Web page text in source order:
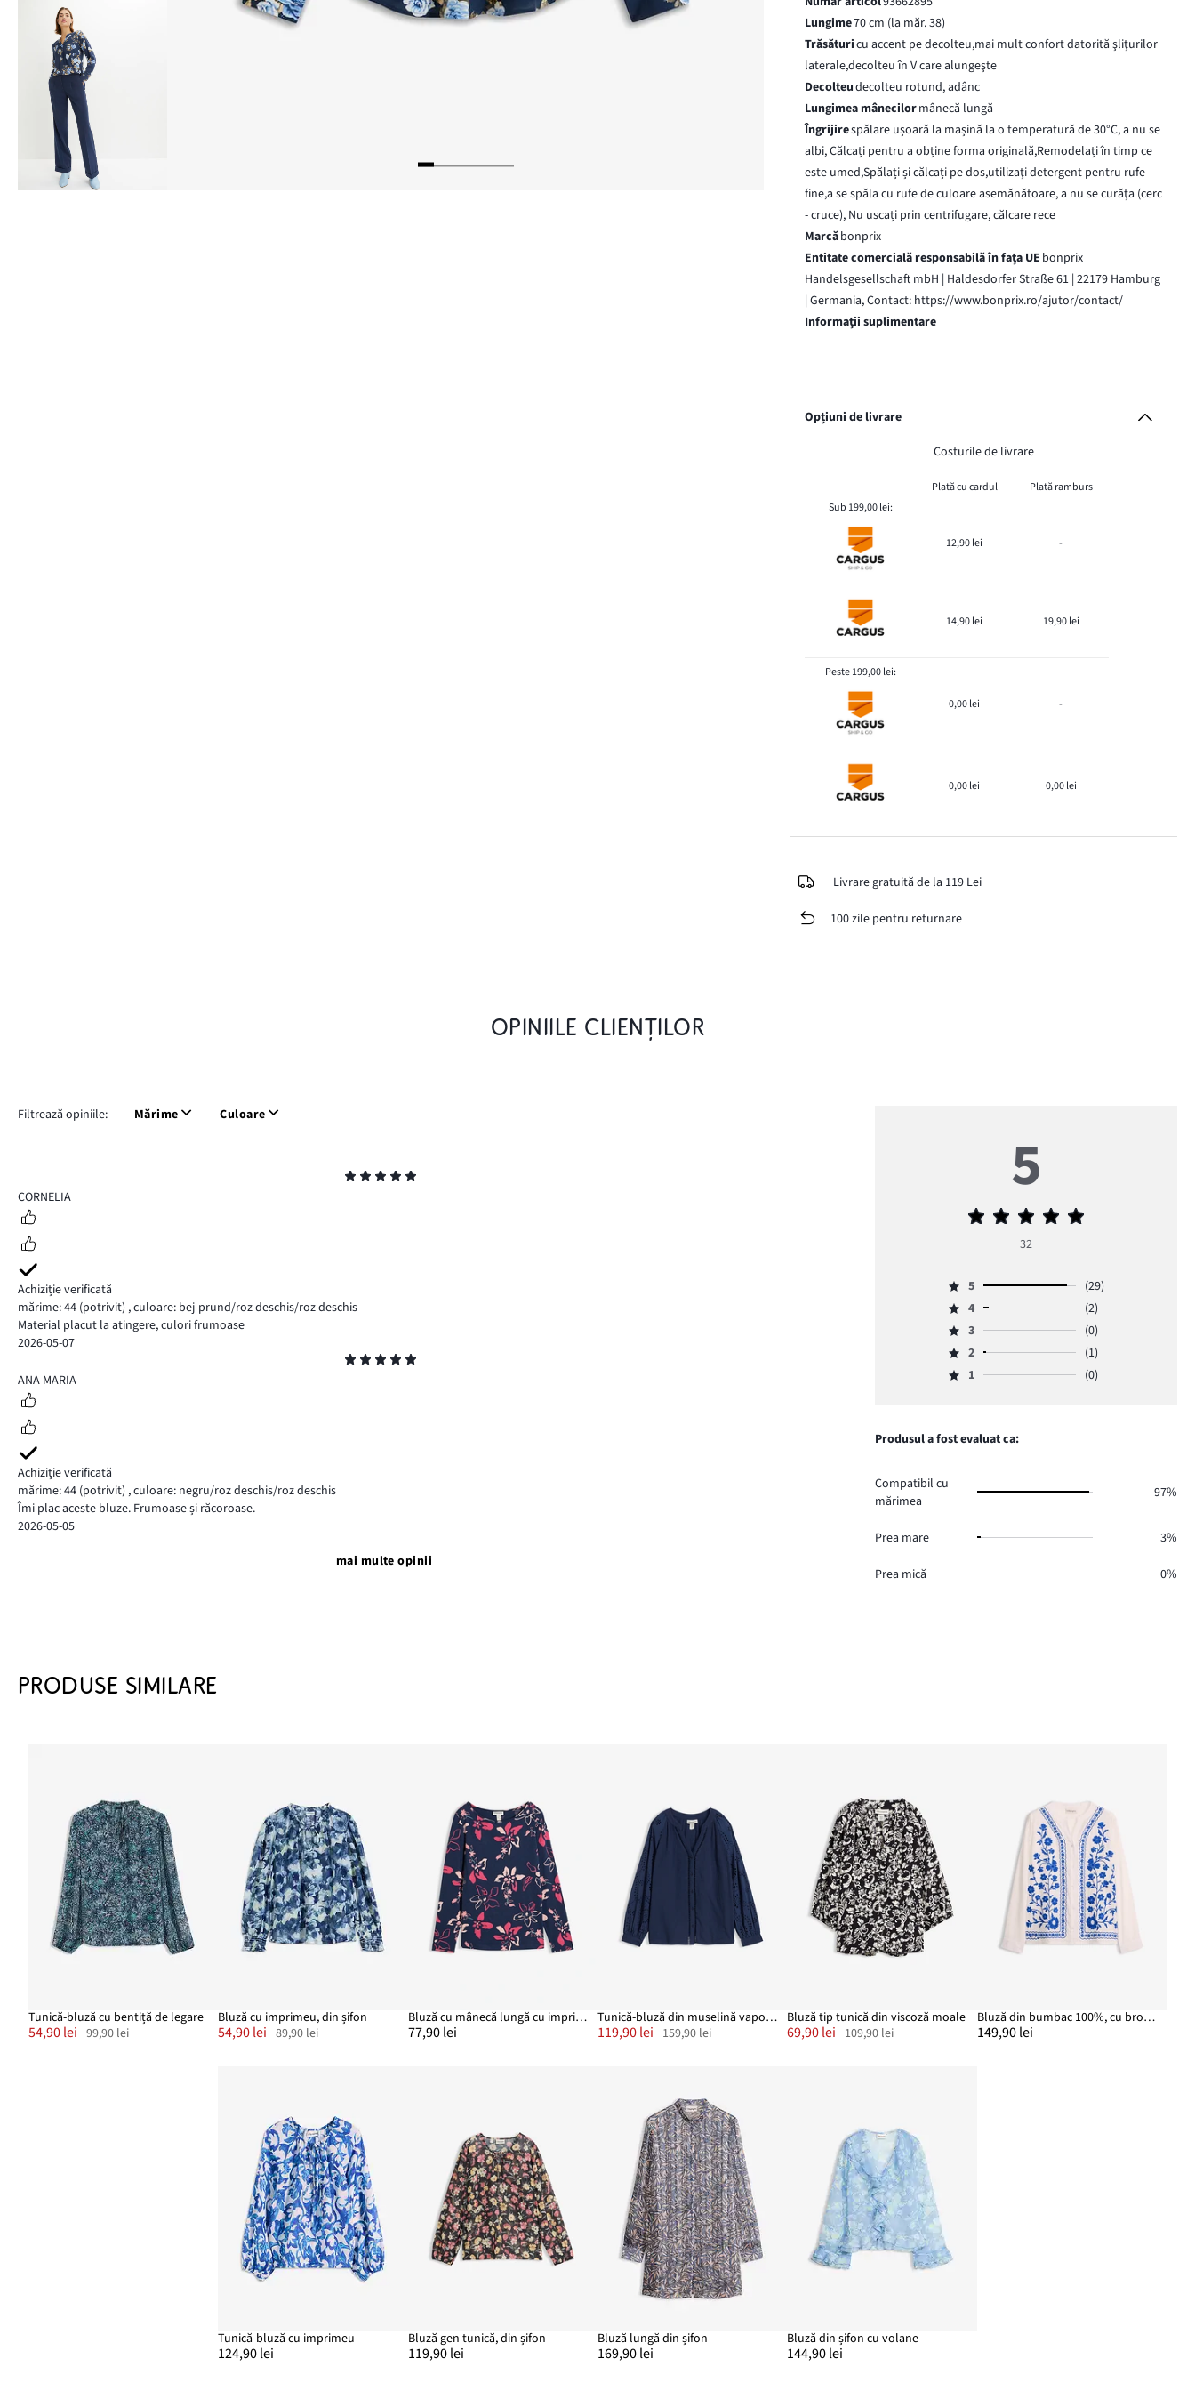
Lungime70 cm (la măr. 38)
Trăsăturicu accent pe decolteu,mai mult confort datorită şliţurilor
laterale,decolteu în V care alungeşte
Decolteudecolteu rotund, adânc
Lungimea mânecilormânecă lungă
Îngrijirespălare ușoară la mașină la o temperatură de 30°C, a nu se
albi, Călcați pentru a obține forma originală,Remodelați în timp ce
este umed,Spălați și călcați pe dos,utilizaţi detergent pentru rufe
fine,a se spăla cu rufe de culoare asemănătoare, a nu se curăţa (cerc
- cruce), Nu uscați prin centrifugare, călcare rece
Marcăbonprix
Entitate comercială responsabilă în fața UE bonprix
Handelsgesellschaft mbH | Haldesdorfer Straße 61 | 22179 Hamburg
| Germania, Contact: https://www.bonprix.ro/ajutor/contact/
Informaţii suplimentare
Opțiuni de livrare
Costurile de livrare
Plată cu cardul
Plată ramburs
Sub 199,00 lei:
12,90 lei -
14,90 lei 19,90 lei
Peste 199,00 lei:
0,00 lei -
0,00 lei 0,00 lei
Livrare gratuită de la 119 Lei
100 zile pentru returnare
OPINIILE CLIENȚILOR
Filtrează opiniile: Mărime Culoare
5
CORNELIA
Achiziție verificată
mărime: 44 (potrivit) ,culoare: bej-prund/roz deschis/roz deschis
Material placut la atingere, culori frumoase
2026-05-07
5
ANA MARIA
Achiziție verificată
mărime: 44 (potrivit) ,culoare: negru/roz deschis/roz deschis
Îmi plac aceste bluze. Frumoase și răcoroase.
2026-05-05
mai multe opinii
5
Evaluarea
5
32
Evaluare
5,
numărul
de
29.
5
(29)
Evaluare
4,
numărul
de
4
(2)
Evaluare
3,
numărul
3
(0)
Evaluare
2,
voturi
1.
2
(1)
Evaluare
de
1 (0)
Produsul a fost evaluat ca:
Compatibil cu
mărimea
97%
Prea mare 3%
Prea mică 0%
PRODUSE SIMILARE
Tunică-bluză cu bentiță de legare
54,90 lei 99,90 lei
Bluză cu imprimeu, din șifon
54,90 lei 89,90 lei
Bluză cu mânecă lungă cu imprimeu cu flori
77,90 lei
Tunică-bluză din muselină vaporoasă
119,90 lei 159,90 lei
Bluză tip tunică din viscoză moale
69,90 lei 109,90 lei
Bluză din bumbac 100%, cu broderie
149,90 lei
Tunică-bluză cu imprimeu
124,90 lei
Bluză gen tunică, din șifon
119,90 lei
Bluză lungă din șifon
169,90 lei
Bluză din șifon cu volane
144,90 lei